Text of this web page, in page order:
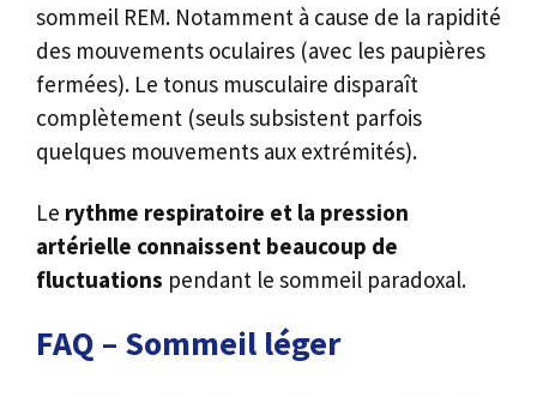
sommeil REM. Notamment à cause de la rapidité
des mouvements oculaires (avec les paupières
fermées). Le tonus musculaire disparaît
complètement (seuls subsistent parfois
quelques mouvements aux extrémités).
Le rythme respiratoire et la pression
artérielle connaissent beaucoup de
fluctuations pendant le sommeil paradoxal.
FAQ – Sommeil léger